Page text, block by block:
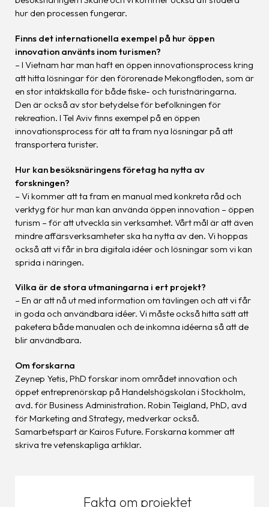
hur den processen fungerar.
Finns det internationella exempel på hur öppen
innovation använts inom turismen?
– I Vietnam har man haft en öppen innovationsprocess kring
att hitta lösningar för den förorenade Mekongfloden, som är
en stor intäktskälla för både fiske- och turistnäringarna.
Den är också av stor betydelse för befolkningen för
rekreation. I Tel Aviv finns exempel på en öppen
innovationsprocess för att ta fram nya lösningar på att
transportera turister.
Hur kan besöksnäringens företag ha nytta av
forskningen?
– Vi kommer att ta fram en manual med konkreta råd och
verktyg för hur man kan använda öppen innovation – öppen
turism – för att utveckla sin verksamhet. Vårt mål är att även
mindre affärsverksamheter ska ha nytta av den. Vi hoppas
också att vi får in bra digitala idéer och lösningar som vi kan
sprida i näringen.
Vilka är de stora utmaningarna i ert projekt?
– En är att nå ut med information om tävlingen och att vi får
in goda och användbara idéer. Vi måste också hitta sätt att
paketera både manualen och de inkomna idéerna så att de
blir användbara.
Om forskarna
Zeynep Yetis, PhD forskar inom området innovation och
öppet entreprenörskap på Handelshögskolan i Stockholm,
avd. för Business Administration. Robin Teigland, PhD, avd
för Marketing and Strategy, medverkar också.
Samarbetspart är Kairos Future. Forskarna kommer att
skriva tre vetenskapliga artiklar.
Fakta om projektet